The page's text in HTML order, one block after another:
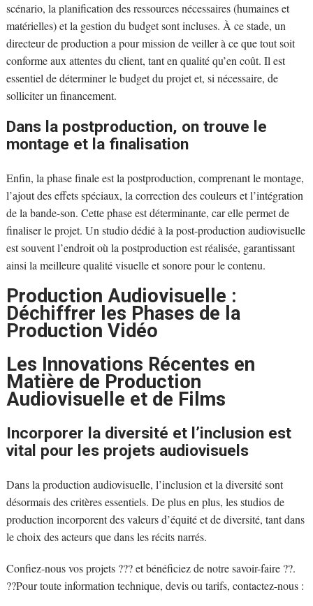
scénario, la planification des ressources nécessaires (humaines et
matérielles) et la gestion du budget sont incluses. À ce stade, un
directeur de production a pour mission de veiller à ce que tout soit
conforme aux attentes du client, tant en qualité qu’en coût. Il est
essentiel de déterminer le budget du projet et, si nécessaire, de
solliciter un financement.
Dans la postproduction, on trouve le
montage et la finalisation
Enfin, la phase finale est la postproduction, comprenant le montage,
l’ajout des effets spéciaux, la correction des couleurs et l’intégration
de la bande-son. Cette phase est déterminante, car elle permet de
finaliser le projet. Un studio dédié à la post-production audiovisuelle
est souvent l’endroit où la postproduction est réalisée, garantissant
ainsi la meilleure qualité visuelle et sonore pour le contenu.
Production Audiovisuelle :
Déchiffrer les Phases de la
Production Vidéo
Les Innovations Récentes en
Matière de Production
Audiovisuelle et de Films
Incorporer la diversité et l’inclusion est
vital pour les projets audiovisuels
Dans la production audiovisuelle, l’inclusion et la diversité sont
désormais des critères essentiels. De plus en plus, les studios de
production incorporent des valeurs d’équité et de diversité, tant dans
le choix des acteurs que dans les récits narrés.
Confiez-nous vos projets ??? et bénéficiez de notre savoir-faire ??.
??Pour toute information technique, devis ou tarifs, contactez-nous :